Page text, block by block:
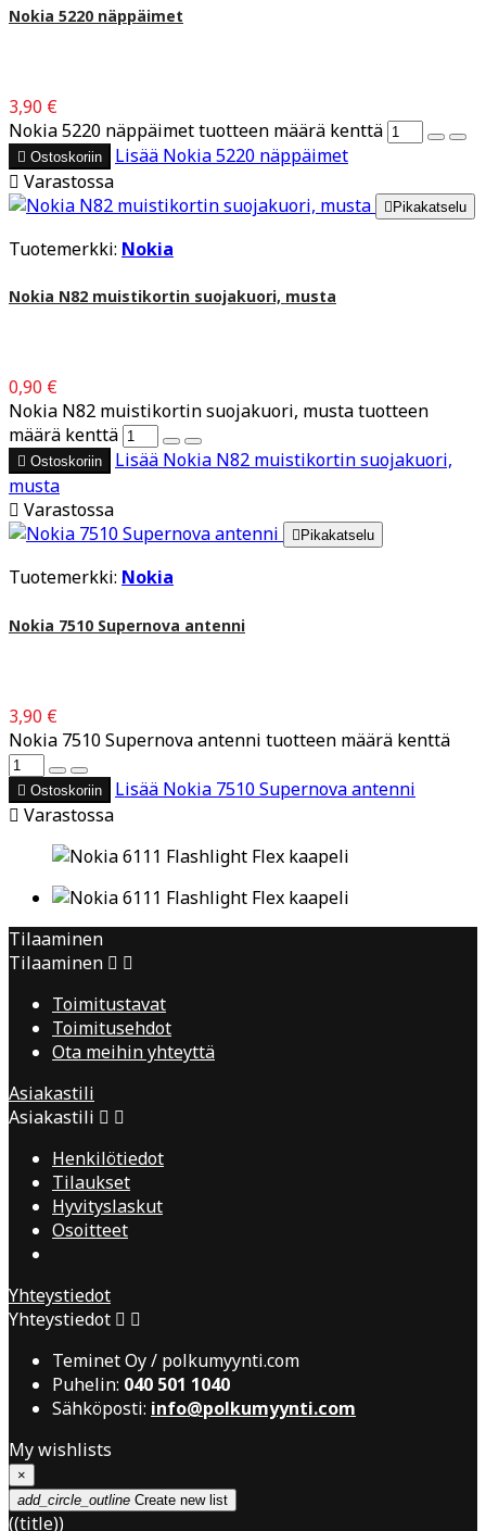
Nokia 5220 näppäimet
3,90 €
Nokia 5220 näppäimet tuotteen määrä kenttä
 Ostoskoriin Lisää Nokia 5220 näppäimet
 Varastossa
Pikakatselu
Tuotemerkki: Nokia
Nokia N82 muistikortin suojakuori, musta
0,90 €
Nokia N82 muistikortin suojakuori, musta tuotteen
määrä kenttä
 Ostoskoriin Lisää Nokia N82 muistikortin suojakuori,
musta
 Varastossa
 Pikakatselu
Tuotemerkki: Nokia
Nokia 7510 Supernova antenni
3,90 €
Nokia 7510 Supernova antenni tuotteen määrä kenttä
 Ostoskoriin Lisää Nokia 7510 Supernova antenni
 Varastossa
Tilaaminen
Tilaaminen  
Toimitustavat
Toimitusehdot
Ota meihin yhteyttä
Asiakastili
Asiakastili  
Henkilötiedot
Tilaukset
Hyvityslaskut
Osoitteet
Yhteystiedot
Yhteystiedot  
Teminet Oy / polkumyynti.com
Puhelin: 040 501 1040
Sähköposti: info@polkumyynti.com
My wishlists
×
add_circle_outline Create new list
((title))